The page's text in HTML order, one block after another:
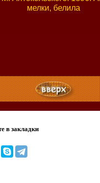
мелки, белила
в закладки